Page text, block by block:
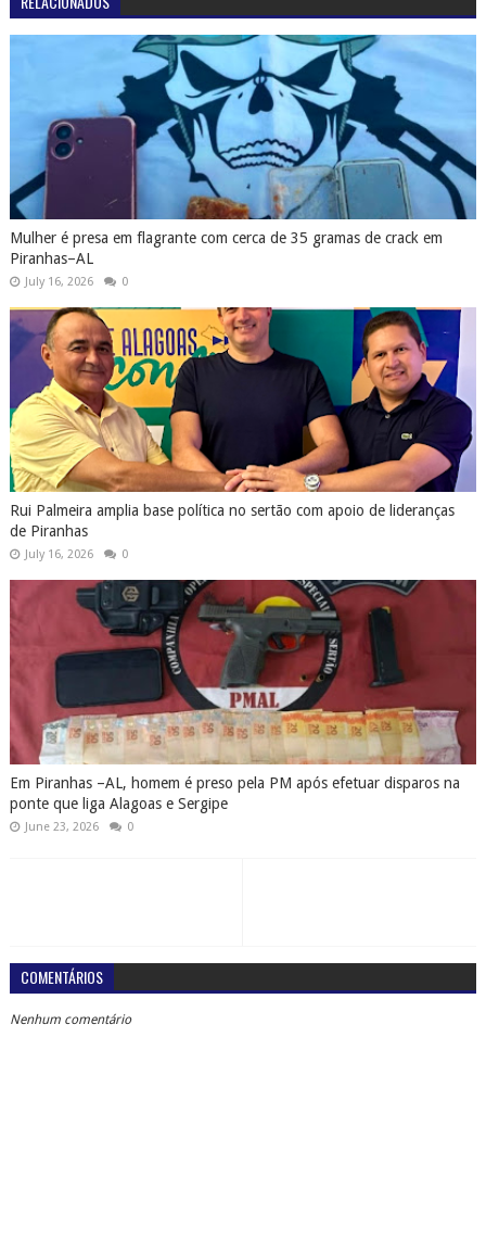
Mulher é presa em flagrante com cerca de 35 gramas de crack em
Piranhas–AL
July 16, 2026 0
Rui Palmeira amplia base política no sertão com apoio de lideranças
de Piranhas
July 16, 2026 0
Em Piranhas –AL, homem é preso pela PM após efetuar disparos na
ponte que liga Alagoas e Sergipe
June 23, 2026 0
COMENTÁRIOS
Nenhum comentário